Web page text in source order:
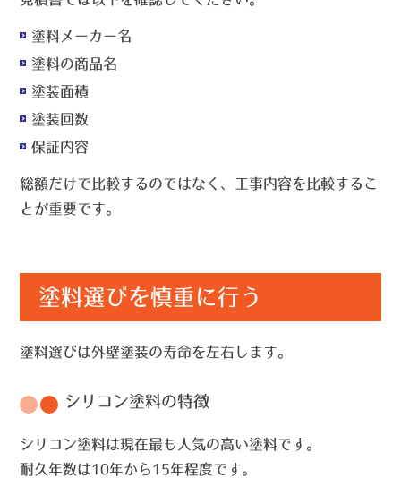
塗料メーカー名
塗料の商品名
塗装面積
塗装回数
保証内容
総額だけで比較するのではなく、工事内容を比較するこ
とが重要です。
塗料選びを慎重に行う
塗料選びは外壁塗装の寿命を左右します。
シリコン塗料の特徴
シリコン塗料は現在最も人気の高い塗料です。
耐久年数は10年から15年程度です。